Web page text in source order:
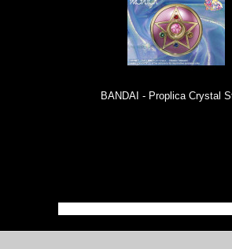
BANDAI - Proplica Crystal